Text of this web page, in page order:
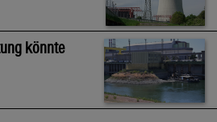
könnte